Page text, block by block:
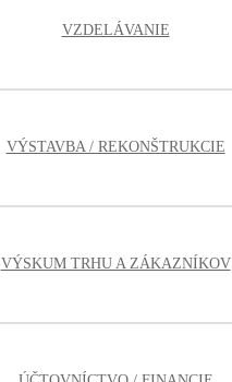
VZDELÁVANIE
VÝSTAVBA / REKONŠTRUKCIE
VÝSKUM TRHU A ZÁKAZNÍKOV